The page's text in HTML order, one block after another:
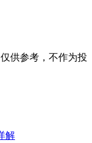
供参考，不作为投
解